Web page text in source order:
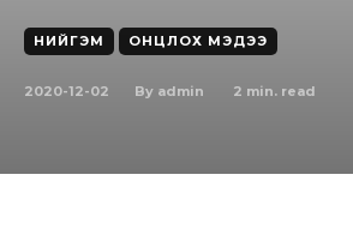
НИЙГЭМ ОНЦЛОХ МЭДЭЭ
2020-12-02 By admin 2 min. read